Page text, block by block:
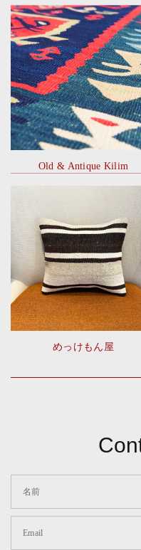
Old & Antique Kilim
めっけもん屋
名前
Email